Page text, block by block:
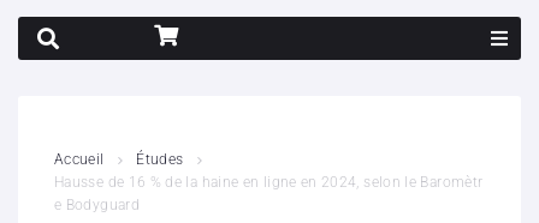
Contenus litigieux
Accueil
Études
Hausse de 16 % de la haine en ligne en 2024, selon le Baromètr
e Bodyguard